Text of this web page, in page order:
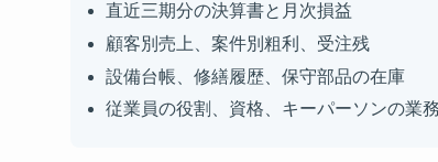
直近三期分の決算書と月次損益
顧客別売上、案件別粗利、受注残
設備台帳、修繕履歴、保守部品の在庫
従業員の役割、資格、キーパーソンの業